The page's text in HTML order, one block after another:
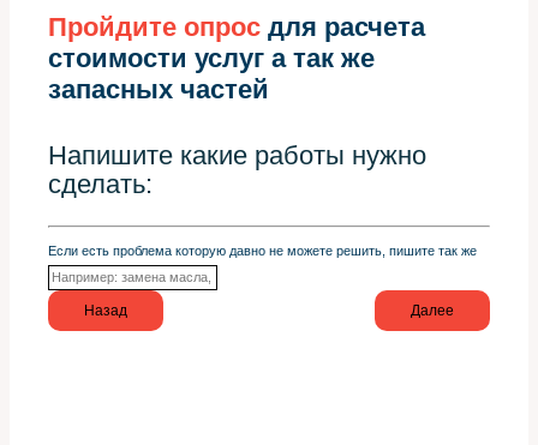
Пройдите опрос для расчета
стоимости услуг а так же
запасных частей
Напишите какие работы нужно
сделать:
Если есть проблема которую давно не можете решить, пишите так же
Назад Далее